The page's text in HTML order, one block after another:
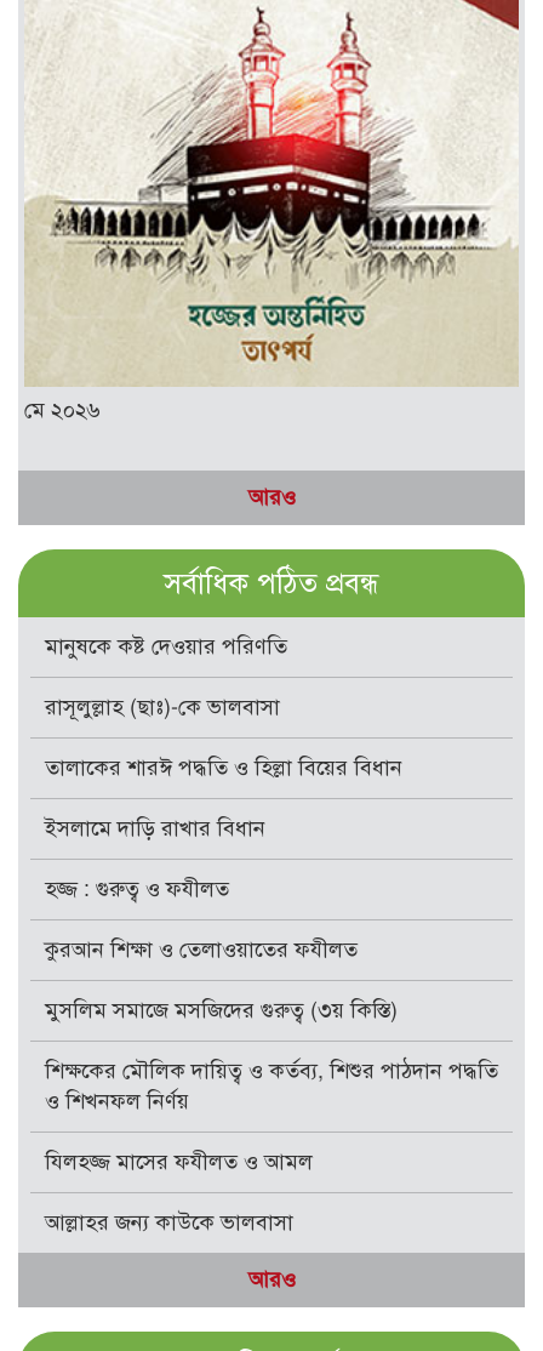
মে ২০২৬
আরও
সর্বাধিক পঠিত প্রবন্ধ
মানুষকে কষ্ট দেওয়ার পরিণতি
রাসূলুল্লাহ (ছাঃ)-কে ভালবাসা
তালাকের শারঈ পদ্ধতি ও হিল্লা বিয়ের বিধান
ইসলামে দাড়ি রাখার বিধান
হজ্জ : গুরুত্ব ও ফযীলত
কুরআন শিক্ষা ও তেলাওয়াতের ফযীলত
মুসলিম সমাজে মসজিদের গুরুত্ব (৩য় কিস্তি)
শিক্ষকের মৌলিক দায়িত্ব ও কর্তব্য, শিশুর পাঠদান পদ্ধতি
ও শিখনফল নির্ণয়
যিলহজ্জ মাসের ফযীলত ও আমল
আল্লাহর জন্য কাউকে ভালবাসা
আরও